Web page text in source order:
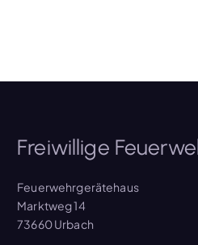
Freiwillige
Feuerwehrgerätehaus
Marktweg 14
73660 Urbach